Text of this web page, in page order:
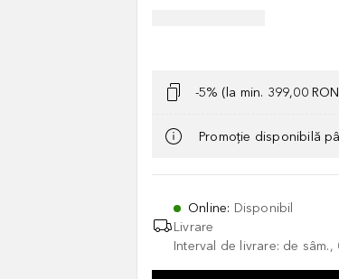
-5% (la min. 399,00
Promoție disponibilă
Online: Disponibil
Livrare
Interval de livrare: de